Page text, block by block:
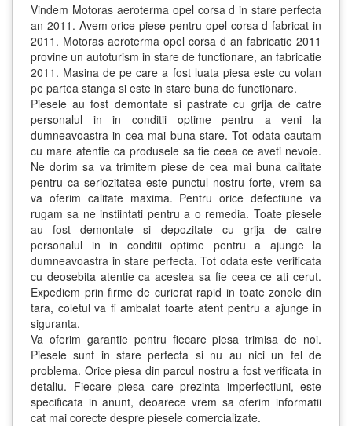
Vindem Motoras aeroterma opel corsa d in stare perfecta
an 2011. Avem orice piese pentru opel corsa d fabricat in
2011. Motoras aeroterma opel corsa d an fabricatie 2011
provine un autoturism in stare de functionare, an fabricatie
2011. Masina de pe care a fost luata piesa este cu volan
pe partea stanga si este in stare buna de functionare.
Piesele au fost demontate si pastrate cu grija de catre
personalul in in conditii optime pentru a veni la
dumneavoastra in cea mai buna stare. Tot odata cautam
cu mare atentie ca produsele sa fie ceea ce aveti nevoie.
Ne dorim sa va trimitem piese de cea mai buna calitate
pentru ca seriozitatea este punctul nostru forte, vrem sa
va oferim calitate maxima. Pentru orice defectiune va
rugam sa ne instiintati pentru a o remedia. Toate piesele
au fost demontate si depozitate cu grija de catre
personalul in in conditii optime pentru a ajunge la
dumneavoastra in stare perfecta. Tot odata este verificata
cu deosebita atentie ca acestea sa fie ceea ce ati cerut.
Expediem prin firme de curierat rapid in toate zonele din
tara, coletul va fi ambalat foarte atent pentru a ajunge in
siguranta.
Va oferim garantie pentru fiecare piesa trimisa de noi.
Piesele sunt in stare perfecta si nu au nici un fel de
problema. Orice piesa din parcul nostru a fost verificata in
detaliu. Fiecare piesa care prezinta imperfectiuni, este
specificata in anunt, deoarece vrem sa oferim informatii
cat mai corecte despre piesele comercializate.